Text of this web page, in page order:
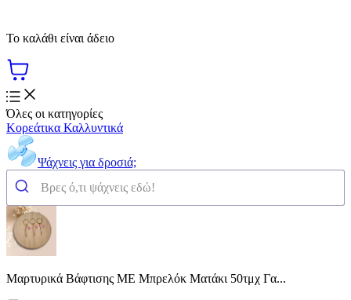
Το καλάθι είναι άδειο
Όλες οι κατηγορίες
Κορεάτικα Καλλυντικά
Ψάχνεις για δροσιά;
Μαρτυρικά Βάφτισης ME Μπρελόκ Ματάκι 50τμχ Γα...